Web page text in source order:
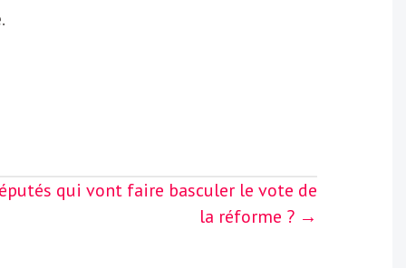
qui vont faire basculer le vote de
la réforme ? →